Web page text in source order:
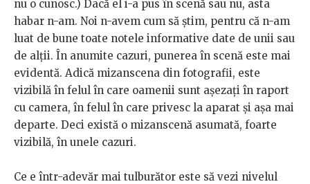
nu o cunosc.) Dacă el i-a pus în scenă sau nu, asta
habar n-am. Noi n-avem cum să știm, pentru că n-am
luat de bune toate notele informative date de unii sau
de alții. În anumite cazuri, punerea în scenă este mai
evidentă. Adică mizanscena din fotografii, este
vizibilă în felul în care oamenii sunt așezați în raport
cu camera, în felul în care privesc la aparat și așa mai
departe. Deci există o mizanscenă asumată, foarte
vizibilă, în unele cazuri.
Ce e într-adevăr mai tulburător este să vezi nivelul